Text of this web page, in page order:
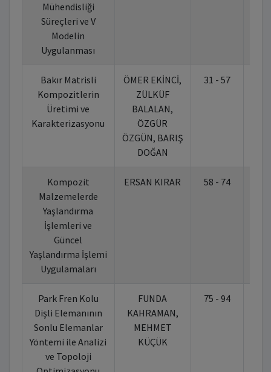
Mühendisliği
Süreçleri ve V
Modelin
Uygulanması
Bakır Matrisli
Kompozitlerin
Üretimi ve
Karakterizasyonu
ÖMER EKİNCİ,
ZÜLKÜF
BALALAN,
ÖZGÜR
ÖZGÜN, BARIŞ
DOĞAN
31 - 57
Kompozit
Malzemelerde
Yaşlandırma
İşlemleri ve
Güncel
Yaşlandırma İşlemi
Uygulamaları
ERSAN KIRAR 58 - 74
Park Fren Kolu
Dişli Elemanının
Sonlu Elemanlar
Yöntemi ile Analizi
ve Topoloji
FUNDA
KAHRAMAN,
MEHMET
KÜÇÜK
75 - 94